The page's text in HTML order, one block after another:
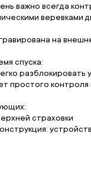
важно всегда
веревками
на
спуска:
разблокировать
простого контроля
страховки